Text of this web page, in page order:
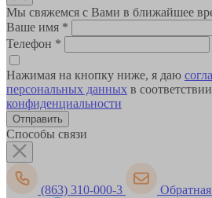
Мы свяжемся с Вами в ближайшее
Ваше имя *
Телефон *
Нажимая на кнопку ниже, я даю
персональных данных в
конфиденциальности
Способы связи
(863) 310-000-3 Обратная